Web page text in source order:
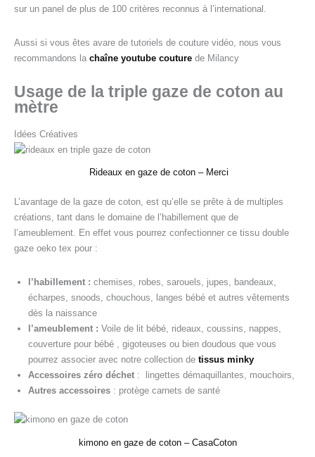
sur un panel de plus de 100 critères reconnus à l’international.
Aussi si vous êtes avare de tutoriels de couture vidéo, nous vous
recommandons la chaîne youtube couture de Milancy
Usage de la triple gaze de coton au
mètre
Idées Créatives
Rideaux en gaze de coton – Merci
L’avantage de la gaze de coton, est qu’elle se prête à de multiples
créations, tant dans le domaine de l’habillement que de
l’ameublement. En effet vous pourrez confectionner ce tissu double
gaze oeko tex pour :
l’habillement : chemises, robes, sarouels, jupes, bandeaux,
écharpes, snoods, chouchous, langes bébé et autres vêtements
dès la naissance
l’ameublement : Voile de lit bébé, rideaux, coussins, nappes,
couverture pour bébé , gigoteuses ou bien doudous que vous
pourrez associer avec notre collection de tissus minky
Accessoires zéro déchet : lingettes démaquillantes, mouchoirs,
Autres accessoires : protège carnets de santé
kimono en gaze de coton – CasaCoton